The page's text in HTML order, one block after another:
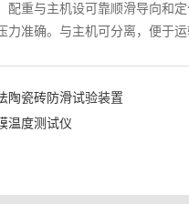
配重与主机设可靠顺滑导向和
力准确。与主机可分离，便于
陶瓷砖防滑试验装置
温度测试仪